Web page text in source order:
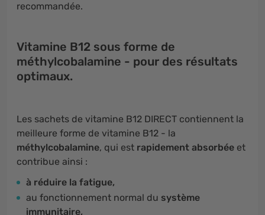
recommandée.
Vitamine B12 sous forme de
méthylcobalamine - pour des résultats
optimaux.
Les sachets de vitamine B12 DIRECT contiennent la
meilleure forme de vitamine B12 - la
méthylcobalamine, qui est rapidement absorbée et
contribue ainsi :
à réduire la fatigue,
au fonctionnement normal du système
immunitaire,